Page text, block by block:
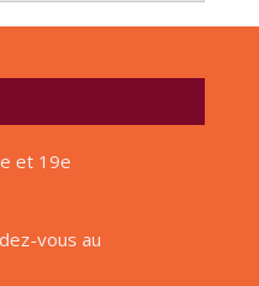
et 19e
vous au